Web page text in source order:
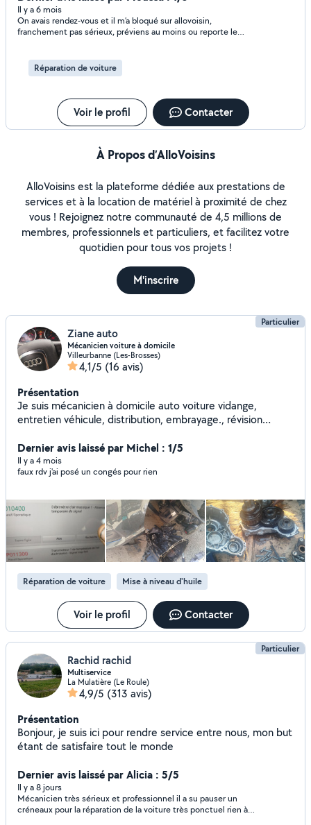
Il y a 6 mois
On avais rendez-vous et il m’a bloqué sur allovoisin,
franchement pas sérieux, préviens au moins ou reporte le
Réparation de voiture
Voir le profil Contacter
À Propos d’AlloVoisins
AlloVoisins est la plateforme dédiée aux prestations de
services et à la location de matériel à proximité de chez
vous ! Rejoignez notre communauté de 4,5 millions de
membres, professionnels et particuliers, et facilitez votre
quotidien pour tous vos projets !
M'inscrire
Particulier
Ziane auto
Mécanicien voiture à domicile
Villeurbanne (Les-Brosses)
4,1/5 (16 avis)
Présentation
Je suis mécanicien à domicile auto voiture vidange,
entretien véhicule, distribution, embrayage., révision
Dernier avis laissé par Michel : 1/5
Il y a 4 mois
faux rdv j'ai posé un congés pour rien
Réparation de voiture Mise à niveau d'huile
Voir le profil Contacter
Particulier
Rachid rachid
Multiservice
La Mulatière (Le Roule)
4,9/5 (313 avis)
Présentation
Bonjour, je suis ici pour rendre service entre nous, mon but
étant de satisfaire tout le monde
Dernier avis laissé par Alicia : 5/5
Il y a 8 jours
Mécanicien très sérieux et professionnel il a su pauser un
créneaux pour la réparation de la voiture très ponctuel rien à